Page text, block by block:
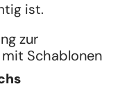
ist.
zur
Schablonen